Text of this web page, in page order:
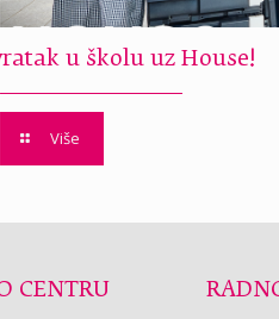
u školu uz House!
Više
CENTRU